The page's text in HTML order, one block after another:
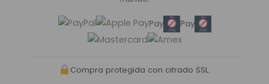
Pay Pay
Compra protegida con cifrado SSL.